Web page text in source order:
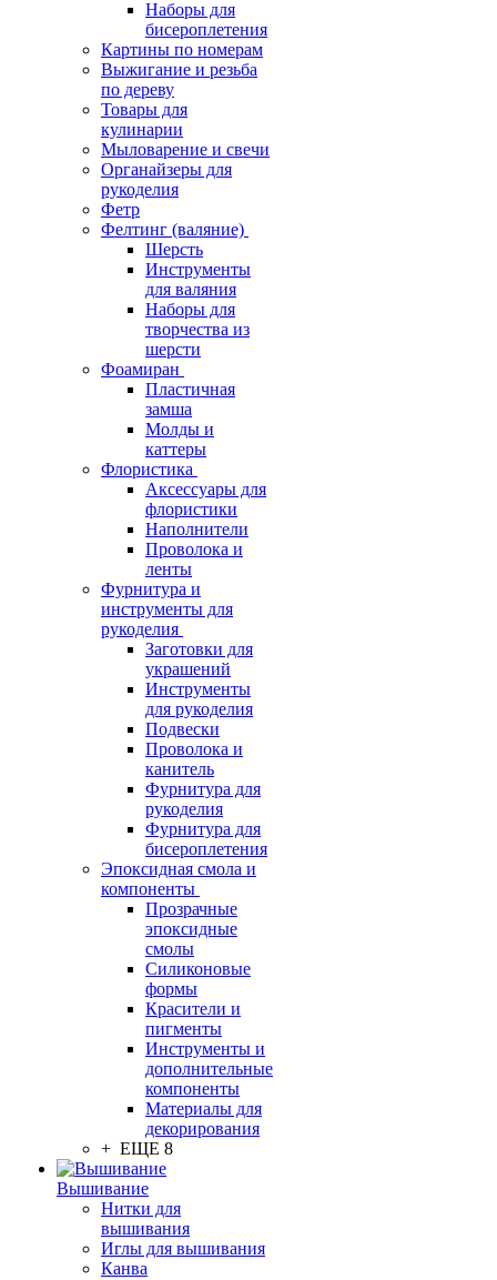
Наборы для
бисероплетения
Картины по номерам
Выжигание и резьба
по дереву
Товары для
кулинарии
Мыловарение и свечи
Органайзеры для
рукоделия
Фетр
Фелтинг (валяние)
Шерсть
Инструменты
для валяния
Наборы для
творчества из
шерсти
Фоамиран
Пластичная
замша
Молды и
каттеры
Флористика
Аксессуары для
флористики
Наполнители
Проволока и
ленты
Фурнитура и
инструменты для
рукоделия
Заготовки для
украшений
Инструменты
для рукоделия
Подвески
Проволока и
канитель
Фурнитура для
рукоделия
Фурнитура для
бисероплетения
Эпоксидная смола и
компоненты
Прозрачные
эпоксидные
смолы
Силиконовые
формы
Красители и
пигменты
Инструменты и
дополнительные
компоненты
Материалы для
декорирования
+ ЕЩЕ 8
Вышивание
Нитки для
вышивания
Иглы для вышивания
Канва